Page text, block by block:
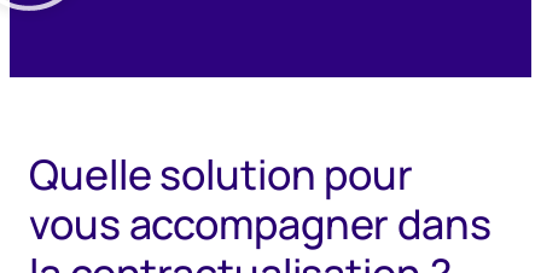
Quelle solution pour
vous accompagner dans